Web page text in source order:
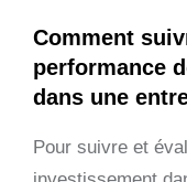
Comment
performance
dans une
Pour suivre et